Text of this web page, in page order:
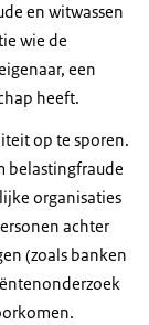
en witwassen
wie de
een
heeft.
op te sporen.
belastingfraude
organisaties
achter
(zoals banken